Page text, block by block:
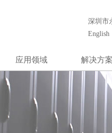
深圳市
English
应用领域 解决方案
数据中心
金融行业
机场及航空管制
冷却系统